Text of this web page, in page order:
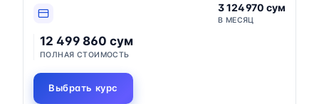
3 124 970 сум
В МЕСЯЦ
12 499 860 сум
ПОЛНАЯ СТОИМОСТЬ
Выбрать курс